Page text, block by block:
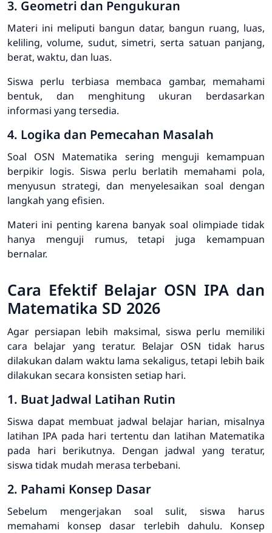
3. Geometri dan Pengukuran
Materi ini meliputi bangun datar, bangun ruang, luas,
keliling, volume, sudut, simetri, serta satuan panjang,
berat, waktu, dan luas.
Siswa perlu terbiasa membaca gambar, memahami
bentuk, dan menghitung ukuran berdasarkan
informasi yang tersedia.
4. Logika dan Pemecahan Masalah
Soal OSN Matematika sering menguji kemampuan
berpikir logis. Siswa perlu berlatih memahami pola,
menyusun strategi, dan menyelesaikan soal dengan
langkah yang efisien.
Materi ini penting karena banyak soal olimpiade tidak
hanya menguji rumus, tetapi juga kemampuan
bernalar.
Cara Efektif Belajar OSN IPA dan
Matematika SD 2026
Agar persiapan lebih maksimal, siswa perlu memiliki
cara belajar yang teratur. Belajar OSN tidak harus
dilakukan dalam waktu lama sekaligus, tetapi lebih baik
dilakukan secara konsisten setiap hari.
1. Buat Jadwal Latihan Rutin
Siswa dapat membuat jadwal belajar harian, misalnya
latihan IPA pada hari tertentu dan latihan Matematika
pada hari berikutnya. Dengan jadwal yang teratur,
siswa tidak mudah merasa terbebani.
2. Pahami Konsep Dasar
Sebelum mengerjakan soal sulit, siswa harus
memahami konsep dasar terlebih dahulu. Konsep